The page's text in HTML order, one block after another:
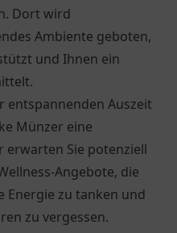
Dort wird
Ambiente geboten,
und Ihnen ein
entspannenden Auszeit
Münzer eine
erwarten Sie potenziell
Angebote, die
Energie zu tanken und
zu vergessen.